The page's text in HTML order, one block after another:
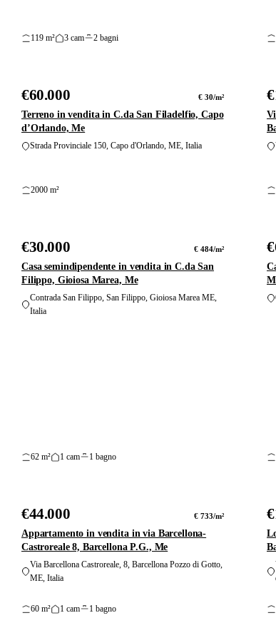
119 m² 3 cam 2 bagni
VENDITA
€60.000 € 30/m²
Terreno in vendita in C.da San Filadelfio, Capo
d’Orlando, Me
Strada Provinciale 150, Capo d'Orlando, ME, Italia
2000 m²
VENDITA
€30.000 € 484/m²
Casa semindipendente in vendita in C.da San
Filippo, Gioiosa Marea, Me
Contrada San Filippo, San Filippo, Gioiosa Marea ME,
Italia
62 m² 1 cam 1 bagno
VENDITA
€44.000 € 733/m²
Appartamento in vendita in via Barcellona-
Castroreale 8, Barcellona P.G., Me
Via Barcellona Castroreale, 8, Barcellona Pozzo di Gotto,
ME, Italia
60 m² 1 cam 1 bagno